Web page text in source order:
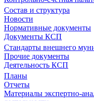
Состав и структура
Новости
Нормативные документы
Документы КСП
Стандарты внешнего
Прочие документы
Деятельность КСП
Планы
Отчеты
Материалы экспертно-